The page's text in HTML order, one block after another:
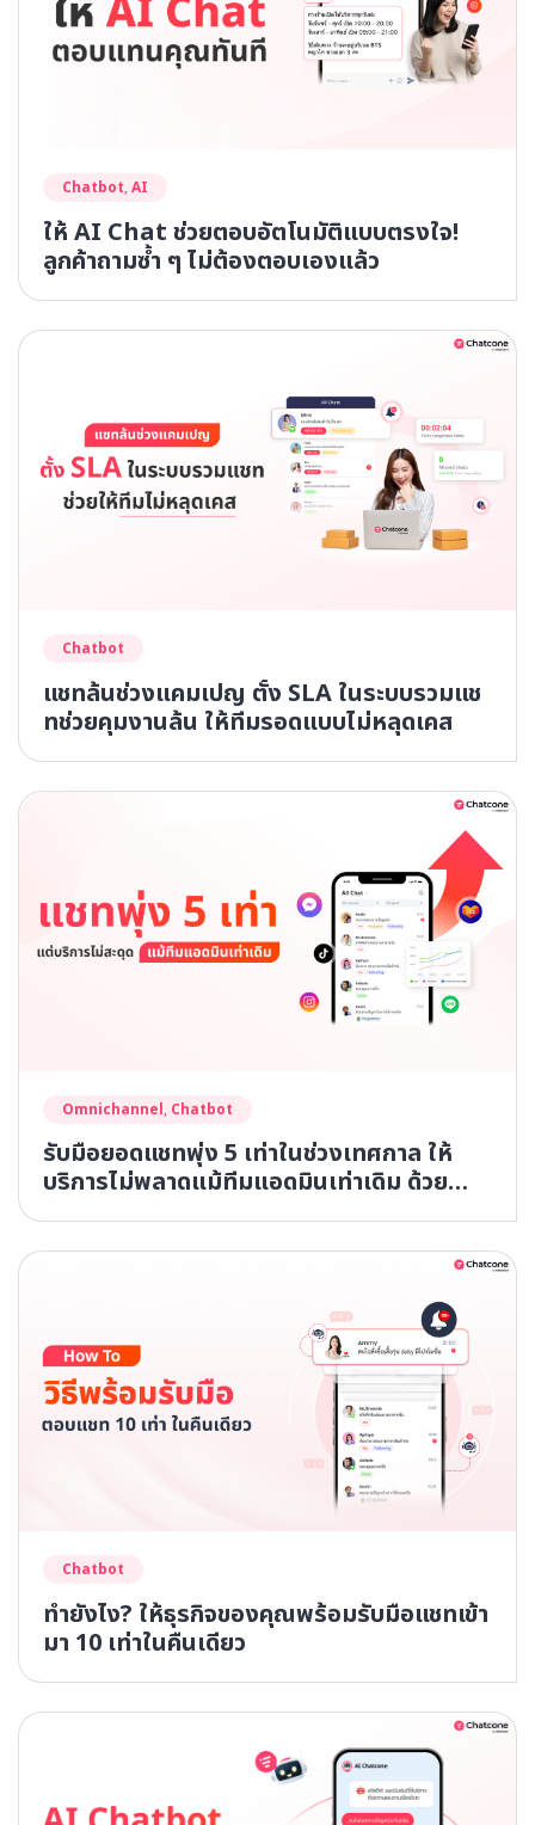
Chatbot,AI
ให้ AI Chat ช่วยตอบอัตโนมัติแบบตรงใจ!
ลูกค้าถามซ้ำ ๆ ไม่ต้องตอบเองแล้ว
Chatbot
แชทล้นช่วงแคมเปญ ตั้ง SLA ในระบบรวมแช
ทช่วยคุมงานล้น ให้ทีมรอดแบบไม่หลุดเคส
Omnichannel, Chatbot
รับมือยอดแชทพุ่ง 5 เท่าในช่วงเทศกาล ให้
บริการไม่พลาดแม้ทีมแอดมินเท่าเดิม ด้วย
ระบบรวมแชทและ AI Chatbot
Chatbot
ทำยังไง? ให้ธุรกิจของคุณพร้อมรับมือแชทเข้า
มา 10 เท่าในคืนเดียว